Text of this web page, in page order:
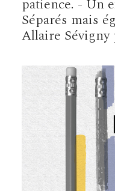
patience. - Un
Séparés mais
Allaire